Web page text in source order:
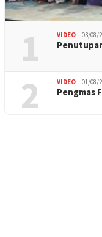
1 VIDEO 03/08/
2 VIDEO 01/08/
Pengmas